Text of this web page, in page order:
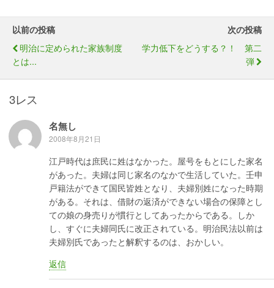
e
b
o
o
k
er e
以前の投稿
明治に定められた家族制度
とは...
次の投稿
学力低下をどうする？！ 第二
弾
3レス
名無し
2008年8月21日
江戸時代は庶民に姓はなかった。屋号をもとにした家名
があった。夫婦は同じ家名のなかで生活していた。壬申
戸籍法ができて国民皆姓となり、夫婦別姓になった時期
がある。それは、借財の返済ができない場合の保障とし
ての娘の身売りが慣行としてあったからである。しか
し、すぐに夫婦同氏に改正されている。明治民法以前は
夫婦別氏であったと解釈するのは、おかしい。
返信